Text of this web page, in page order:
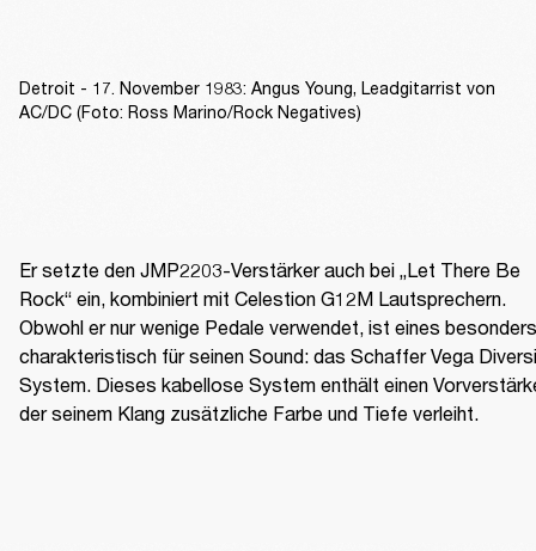
Detroit - 17. November 1983: Angus Young, Leadgitarrist von
AC/DC (Foto: Ross Marino/Rock Negatives)
Er setzte den JMP2203-Verstärker auch bei „Let There Be
Rock“ ein, kombiniert mit Celestion G12M Lautsprechern.
Obwohl er nur wenige Pedale verwendet, ist eines besonders
charakteristisch für seinen Sound: das Schaffer Vega
System. Dieses kabellose System enthält einen
der seinem Klang zusätzliche Farbe und Tiefe verleiht.